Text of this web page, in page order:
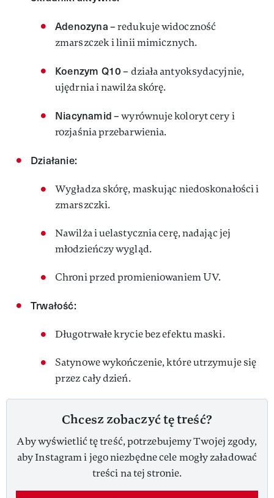
Adenozyna– redukuje widoczność
zmarszczek i linii mimicznych.​
Koenzym Q10– działa antyoksydacyjnie,
ujędrnia i nawilża skórę.
Niacynamid– wyrównuje koloryt cery i
rozjaśnia przebarwienia.​
Działanie:
Wygładza skórę, maskując niedoskonałości i
zmarszczki.​
Nawilża i uelastycznia cerę, nadając jej
młodzieńczy wygląd.
Chroni przed promieniowaniem UV.​
Trwałość:
Długotrwałe krycie bez efektu maski.​
Satynowe wykończenie, które utrzymuje się
przez cały dzień.​
Chcesz zobaczyć tę treść?
Aby wyświetlić tę treść, potrzebujemy Twojej zgody,
aby Instagram i jego niezbędne cele mogły załadować
treści na tej stronie.